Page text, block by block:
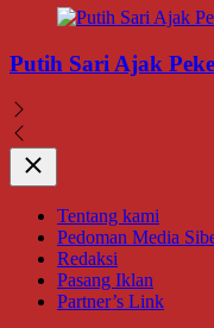
Putih Sari Ajak
Close
Tentang kami
Pedoman Media
Redaksi
Pasang Iklan
Partner’s Link